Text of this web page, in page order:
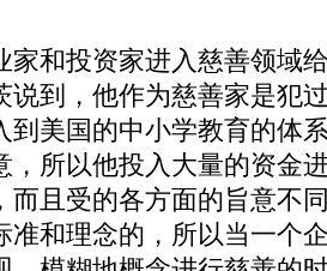
和投资家进入慈善领域
说到，他作为慈善家是犯
到美国的中小学教育的体
，所以他投入大量的资金
而且受的各方面的旨意不
准和理念的，所以当一个